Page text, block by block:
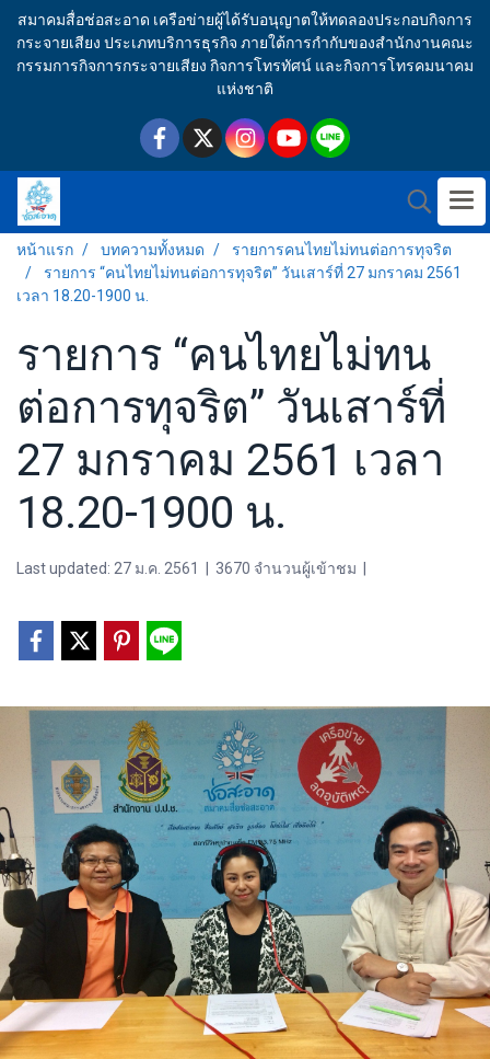
สมาคมสื่อช่อสะอาด เครือข่ายผู้ได้รับอนุญาตให้ทดลองประกอบกิจการ
กระจายเสียง ประเภทบริการธุรกิจ ภายใต้การกำกับของสำนักงานคณะ
กรรมการกิจการกระจายเสียง กิจการโทรทัศน์ และกิจการโทรคมนาคม
แห่งชาติ
หน้าแรก บทความทั้งหมด
รายการคนไทยไม่ทนต่อการทุจริต
รายการ “คนไทยไม่ทนต่อการทุจริต” วันเสาร์ที่ 27 มกราคม 2561
เวลา 18.20-1900 น.
รายการ “คนไทยไม่ทน
ต่อการทุจริต” วันเสาร์ที่
27 มกราคม 2561 เวลา
18.20-1900 น.
Last updated: 27 ม.ค. 2561 3670 จำนวนผู้เข้าชม